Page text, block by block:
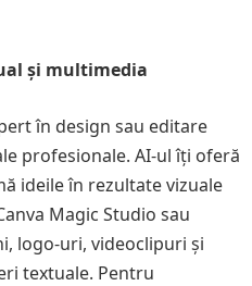
și multimedia
în design sau editare
profesionale. AI-ul îți oferă
ideile în rezultate vizuale
Magic Studio sau
logo-uri, videoclipuri și
textuale. Pentru